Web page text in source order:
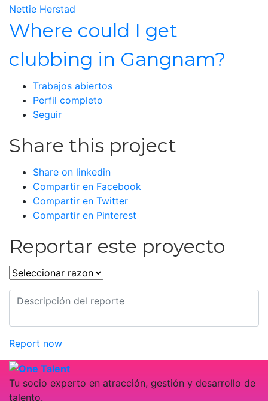
Nettie Herstad
Where could I get
clubbing in Gangnam?
Trabajos abiertos
Perfil completo
Seguir
Share this project
Share on linkedin
Compartir en Facebook
Compartir en Twitter
Compartir en Pinterest
Reportar este proyecto
Report now
Tu socio experto en atracción, gestión y desarrollo de
talento.